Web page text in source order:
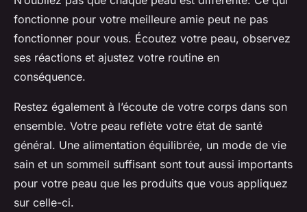
fonctionne pour votre meilleure amie peut ne pas
fonctionner pour vous. Écoutez votre peau, observez
ses réactions et ajustez votre routine en
conséquence.
Restez également à l’écoute de votre corps dans son
ensemble. Votre peau reflète votre état de santé
général. Une alimentation équilibrée, un mode de vie
sain et un sommeil suffisant sont tout aussi importants
pour votre peau que les produits que vous appliquez
sur celle-ci.